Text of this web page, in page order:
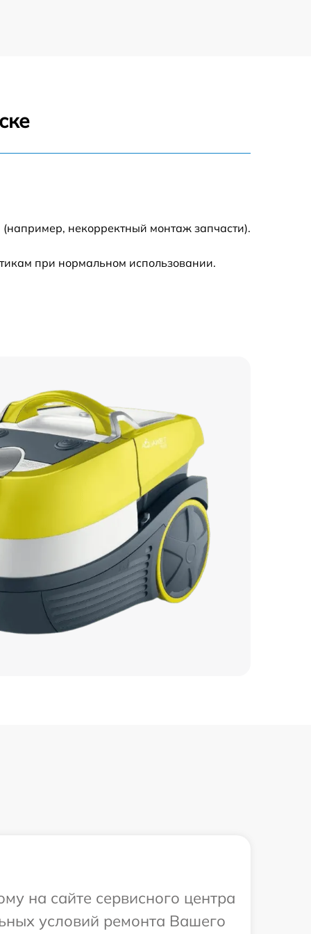
некорректный монтаж запчасти).
при нормальном использовании.
на сайте сервисного центра
условий ремонта Вашего